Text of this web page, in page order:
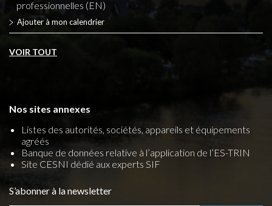
professionnelles (EN)
Ajouter à mon calendrier
VOIR TOUT
Nos sites annexes
Listes des autorités, sociétés, appareils et équipements
agréés
Banque de données relative à l’application de l’ES-TRIN
Site CESNI dédié aux experts SIF
S’abonner à la newsletter